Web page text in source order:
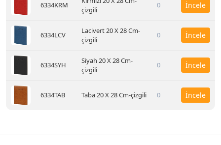
6334KRM
çizgili
0 İncele
6334LCV
Lacivert 20 X 28 Cm-
çizgili
0 İncele
6334SYH
Siyah 20 X 28 Cm-
çizgili
0 İncele
6334TAB Taba 20 X 28 Cm-çizgili 0 İncele